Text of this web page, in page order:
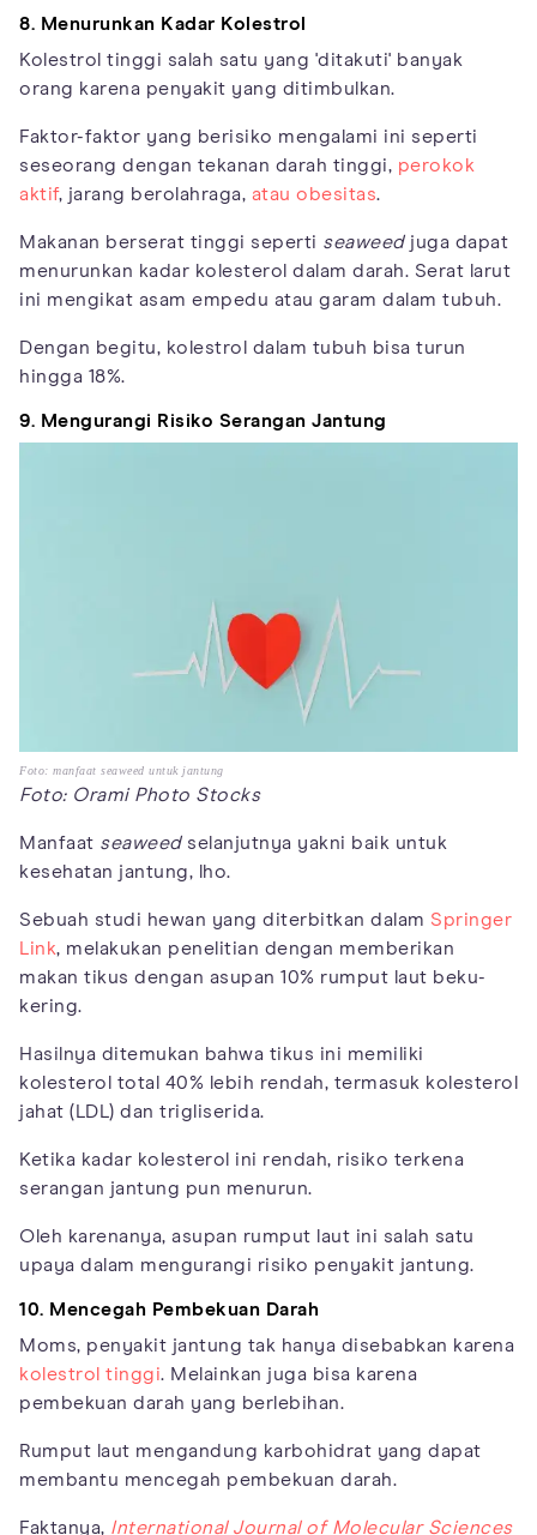
8. Menurunkan Kadar Kolestrol
Kolestrol tinggi salah satu yang 'ditakuti' banyak
orang karena penyakit yang ditimbulkan.
Faktor-faktor yang berisiko mengalami ini seperti
seseorang dengan tekanan darah tinggi, perokok
aktif, jarang berolahraga, atau obesitas.
Makanan berserat tinggi seperti seaweedjuga dapat
menurunkan kadar kolesterol dalam darah. Serat larut
ini mengikat asam empedu atau garam dalam tubuh.
Dengan begitu, kolestrol dalam tubuh bisa turun
hingga 18%.
9. Mengurangi Risiko Serangan Jantung
Foto: manfaat seaweed untuk jantung
Foto: Orami Photo Stocks
Manfaat seaweedselanjutnya yakni baik untuk
kesehatan jantung, lho.
Sebuah studi hewan yang diterbitkan dalam Springer
Link, melakukan penelitian dengan memberikan
makan tikus dengan asupan 10% rumput laut beku-
kering.
Hasilnya ditemukan bahwa tikus ini memiliki
kolesterol total 40% lebih rendah, termasuk kolesterol
jahat (LDL) dan trigliserida.
Ketika kadar kolesterol ini rendah, risiko terkena
serangan jantung pun menurun.
Oleh karenanya, asupan rumput laut ini salah satu
upaya dalam mengurangi risiko penyakit jantung.
10. Mencegah Pembekuan Darah
Moms, penyakit jantung tak hanya disebabkan karena
kolestrol tinggi. Melainkan juga bisa karena
pembekuan darah yang berlebihan.
Rumput laut mengandung karbohidrat yang dapat
membantu mencegah pembekuan darah.
Faktanya, International Journal of Molecular Sciences